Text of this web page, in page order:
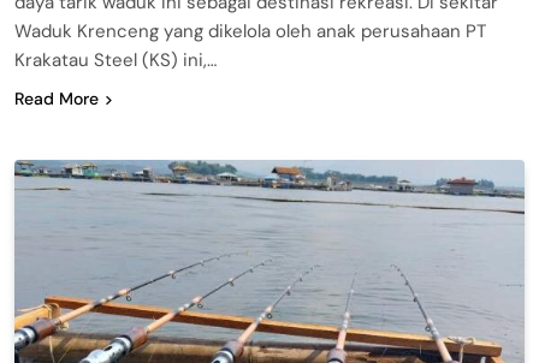
Waduk Krenceng yang dikelola oleh anak perusahaan PT
Krakatau Steel (KS) ini,…
Read More